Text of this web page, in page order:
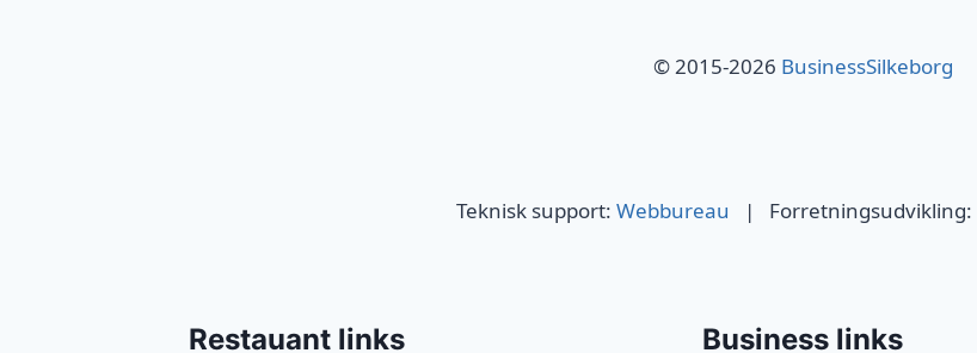
© 2015-2026 BusinessSilkeborg
Teknisk support: Webbureau | Forretningsudvikling:
Restauant links Business links